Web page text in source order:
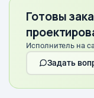
Готовы
Исполнитель на
Задать